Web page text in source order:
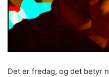
Det er fredag, og det betyr